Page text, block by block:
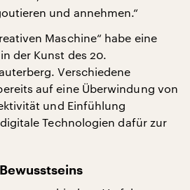
und annehmen.“
Maschine“ habe eine
der Kunst des 20.
Verschiedene
auf eine Überwindung von
und Einfühlung
Technologien dafür zur